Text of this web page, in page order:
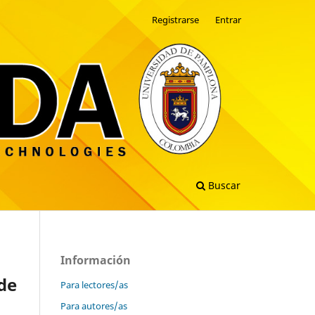
Buscar
Registrarse Entrar
Información
Para lectores/as
Para autores/as